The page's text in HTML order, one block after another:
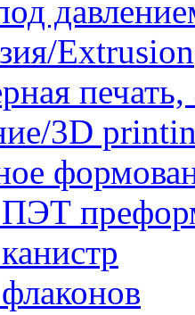
Extrusion
3D